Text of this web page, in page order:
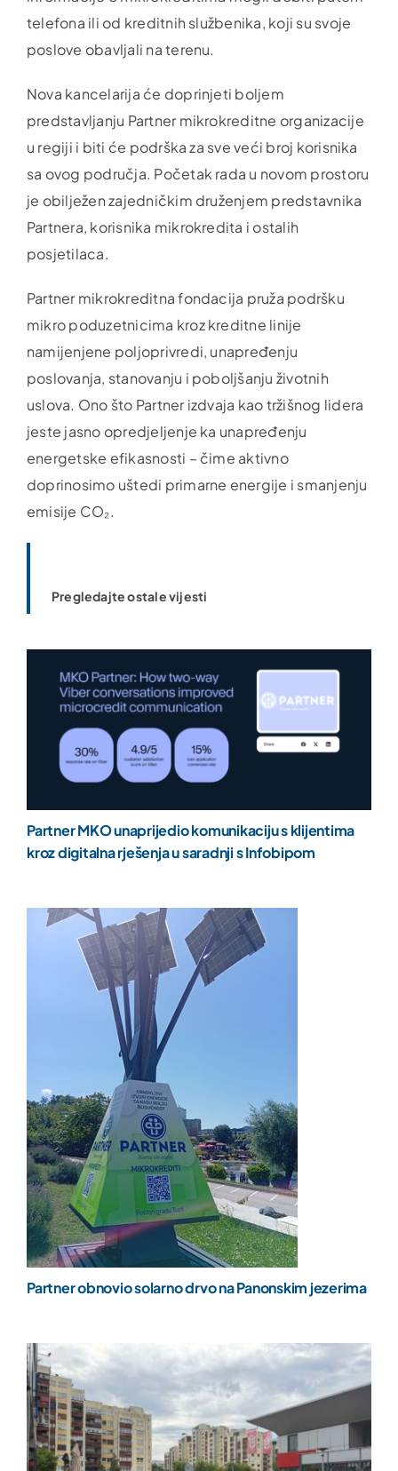
telefona ili od kreditnih službenika, koji su svoje
poslove obavljali na terenu.
Nova kancelarija će doprinjeti boljem
predstavljanju Partner mikrokreditne organizacije
u regiji i biti će podrška za sve veći broj korisnika
sa ovog područja. Početak rada u novom prostoru
je obilježen zajedničkim druženjem predstavnika
Partnera, korisnika mikrokredita i ostalih
posjetilaca.
Partner mikrokreditna fondacija pruža podršku
mikro poduzetnicima kroz kreditne linije
namijenjene poljoprivredi, unapređenju
poslovanja, stanovanju i poboljšanju životnih
uslova. Ono što Partner izdvaja kao tržišnog lidera
jeste jasno opredjeljenje ka unapređenju
energetske efikasnosti – čime aktivno
doprinosimo uštedi primarne energije i smanjenju
emisije CO₂.
Pregledajte ostale vijesti
Partner MKO unaprijedio komunikaciju s klijentima
kroz digitalna rješenja u saradnji s Infobipom
Partner obnovio solarno drvo na Panonskim jezerima